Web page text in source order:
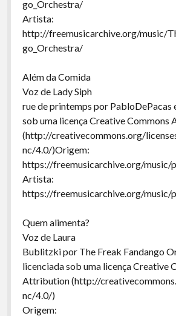
go_Orchestra/
Artista:
http://freemusicarchive.org/music/
go_Orchestra/
Além da Comida
Voz de Lady Siph
rue de printemps por PabloDePacas
sob uma licença Creative
(http://creativecommons.org/
nc/4.0/)Origem:
https://freemusicarchive.org/music/
Artista:
https://freemusicarchive.org/music/
Quem alimenta?
Voz de Laura
Bublitzki por The Freak Fandango
licenciada sob uma licença Creative
Attribution (http://
nc/4.0/)
Origem: